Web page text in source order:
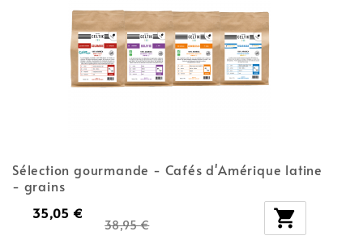
Sélection gourmande - Cafés d'Amérique latine
- grains
35,05 €
38,95 € 